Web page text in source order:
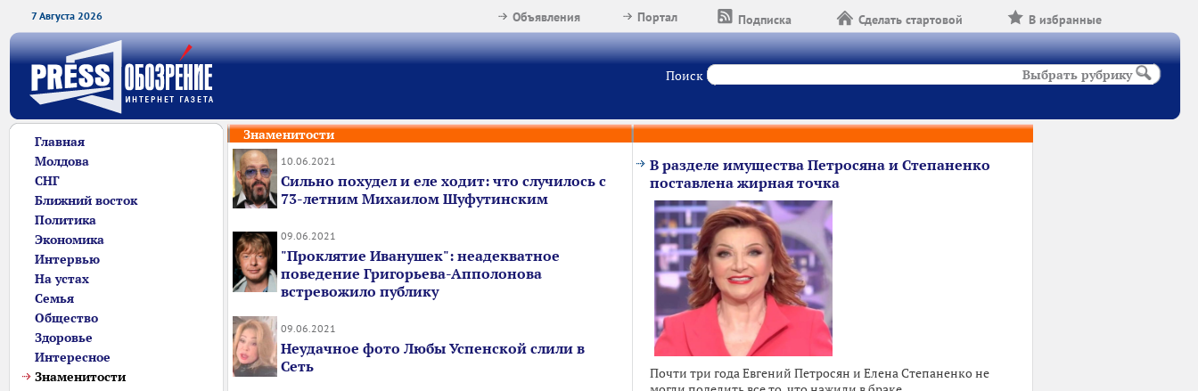
7 Августа 2026 В избранные
Сделать стартовой
Подписка
Портал
Объявления
Поиск Выбрать рубрику
Главная
Молдова
СНГ
Ближний восток
Политика
Экономика
Интервью
На устах
Семья
Общество
Здоровье
Интересное
Знаменитости
Знаменитости
10.06.2021
Сильно похудел и еле ходит: что случилось с
73-летним Михаилом Шуфутинским
09.06.2021
"Проклятие Иванушек": неадекватное
поведение Григорьева-Апполонова
встревожило публику
09.06.2021
Неудачное фото Любы Успенской слили в
Сеть
В разделе имущества Петросяна и Степаненко
поставлена жирная точка
Почти три года Евгений Петросян и Елена Степаненко не